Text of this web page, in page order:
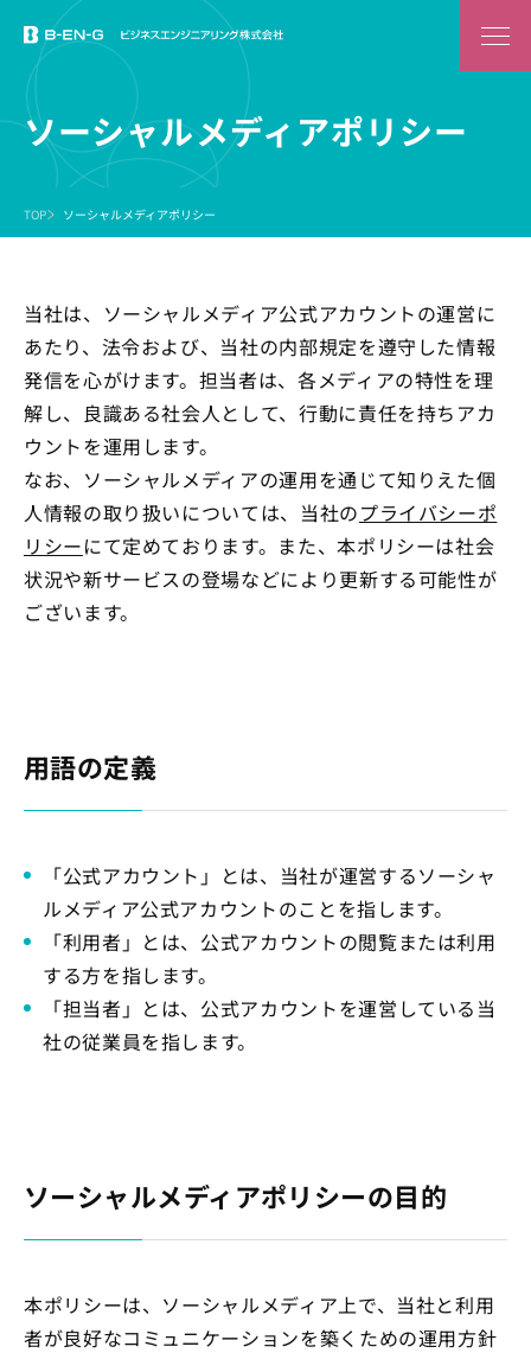
ソーシャルメディアポリシー
TOP ソーシャルメディアポリシー
当社は、ソーシャルメディア公式アカウントの運営に
あたり、法令および、当社の内部規定を遵守した情報
発信を心がけます。担当者は、各メディアの特性を理
解し、良識ある社会人として、行動に責任を持ちアカ
ウントを運用します。
なお、ソーシャルメディアの運用を通じて知りえた個
人情報の取り扱いについては、当社のプライバシーポ
リシーにて定めております。また、本ポリシーは社会
状況や新サービスの登場などにより更新する可能性が
ございます。
用語の定義
「公式アカウント」とは、当社が運営するソーシャ
ルメディア公式アカウントのことを指します。
「利用者」とは、公式アカウントの閲覧または利用
する方を指します。
「担当者」とは、公式アカウントを運営している当
社の従業員を指します。
ソーシャルメディアポリシーの目的
本ポリシーは、ソーシャルメディア上で、当社と利用
者が良好なコミュニケーションを築くための運用方針